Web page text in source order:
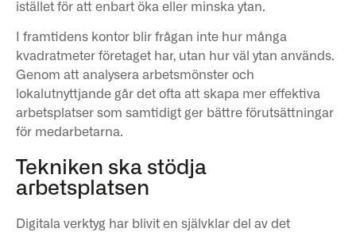
istället för att enbart öka eller minska ytan.
I framtidens kontor blir frågan inte hur många
kvadratmeter företaget har, utan hur väl ytan används.
Genom att analysera arbetsmönster och
lokalutnyttjande går det ofta att skapa mer effektiva
arbetsplatser som samtidigt ger bättre förutsättningar
för medarbetarna.
Tekniken ska stödja
arbetsplatsen
Digitala verktyg har blivit en självklar del av det